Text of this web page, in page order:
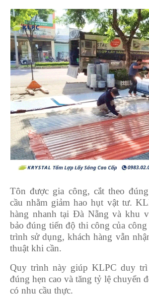
Tôn được gia công, cắt theo
cầu nhằm giảm hao hụt vật tư.
hàng nhanh tại Đà Nẵng và khu
bảo đúng tiến độ thi công của
trình sử dụng, khách hàng vẫn
thuật khi cần.
Quy trình này giúp KLPC duy
đúng hẹn cao và tăng tỷ lệ chuyển
có nhu cầu thực.